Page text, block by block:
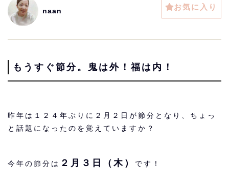
naan お気に入り
もうすぐ節分。鬼は外！福は内！
昨年は１２４年ぶりに２月２日が節分となり、ちょっ
と話題になったのを覚えていますか？
今年の節分は ２月３日（木） です！